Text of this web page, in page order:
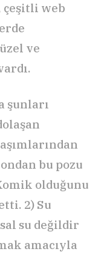
çeşitli web
ve
şunları
bu pozu
olduğunu
2) Su
su değildir
amacıyla